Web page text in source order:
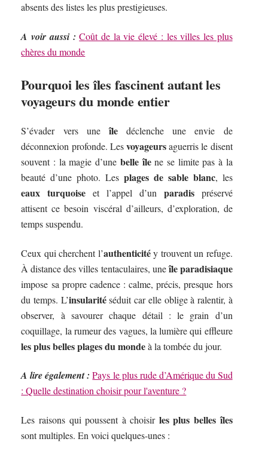
absents des listes les plus prestigieuses.
A voir aussi : Coût de la vie élevé : les villes les plus
chères du monde
Pourquoi les îles fascinent autant les
voyageurs du monde entier
S’évader vers uneîledéclenche une envie de
déconnexion profonde. Lesvoyageursaguerris le disent
souvent : la magie d’une belle îlene se limite pas à la
beauté d’une photo. Les plages de sable blanc, les
eaux turquoise et l’appel d’un paradispréservé
attisent ce besoin viscéral d’ailleurs, d’exploration, de
temps suspendu.
Ceux qui cherchent l’authenticitéy trouvent un refuge.
À distance des villes tentaculaires, uneîle paradisiaque
impose sa propre cadence : calme, précis, presque hors
du temps. L’insularitéséduit car elle oblige à ralentir, à
observer, à savourer chaque détail : le grain d’un
coquillage, la rumeur des vagues, la lumière qui effleure
les plus belles plages du mondeà la tombée du jour.
A lire également : Pays le plus rude d’Amérique du Sud
: Quelle destination choisir pour l'aventure ?
Les raisons qui poussent à choisir les plus belles îles
sont multiples. En voici quelques-unes :